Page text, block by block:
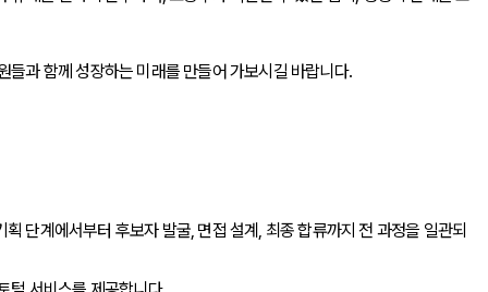
과 함께 성장하는 미래를 만들어 가보시길 바랍니다.
단계에서부터 후보자 발굴, 면접 설계, 최종 합류까지 전 과정을 일관되